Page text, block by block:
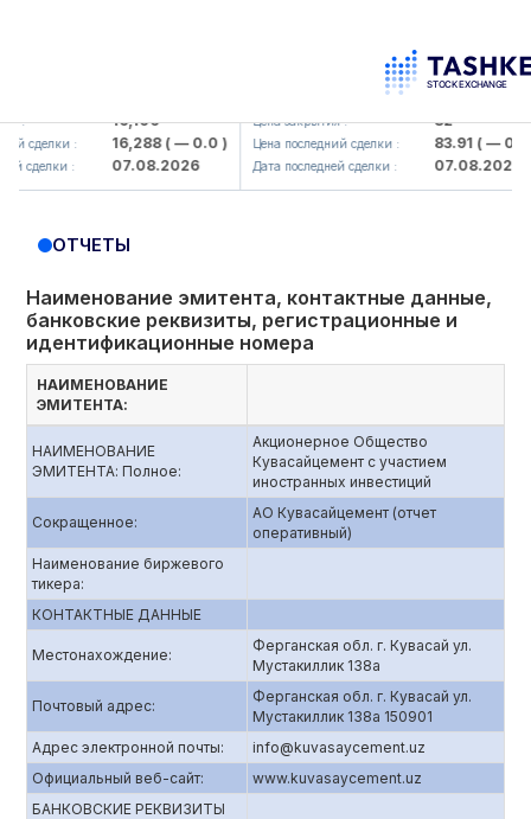
16,100
: 16,288( — 0.0 )
: 07.08.2026
KFSK (<Kafolat sug'urta
Цена закрытия : 82
Цена последний сделки : 83.91( — 0.0 )
Дата последней сделки : 07.08.2026
ОТЧЕТЫ
Наименование эмитента, контактные данные,
банковские реквизиты, регистрационные и
идентификационные номера
НАИМЕНОВАНИЕ
ЭМИТЕНТА:
НАИМЕНОВАНИЕ
ЭМИТЕНТА: Полное:
Акционерное Общество
Кувасайцемент с участием
иностранных инвестиций
Сокращенное:
АО Кувасайцемент (отчет
оперативный)
Наименование биржевого
тикера:
КОНТАКТНЫЕ ДАННЫЕ
Местонахождение:
Ферганская обл. г. Кувасай ул.
Мустакиллик 138а
Почтовый адрес:
Ферганская обл. г. Кувасай ул.
Мустакиллик 138а 150901
Адрес электронной почты:
info@kuvasaycement.uz
Официальный веб-сайт:
www.kuvasaycement.uz
БАНКОВСКИЕ РЕКВИЗИТЫ